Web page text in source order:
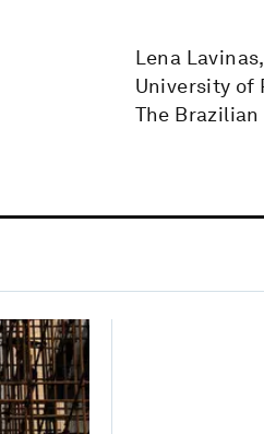
Lena
University of
The Brazilian